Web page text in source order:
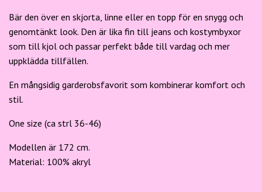
Bär den över en skjorta, linne eller en topp för en snygg och
genomtänkt look. Den är lika fin till jeans och kostymbyxor
som till kjol och passar perfekt både till vardag och mer
uppklädda tillfällen.
En mångsidig garderobsfavorit som kombinerar komfort och
stil.
One size (ca strl 36-46)
Modellen är 172 cm.
Material: 100% akryl